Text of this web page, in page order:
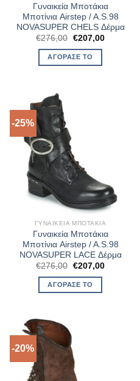
Γυναικεία Μποτάκια
Μποτίνια Airstep / A.S.98
NOVASUPER CHELS Δέρμα
€276,00 Original
was:
€276,00.
€207,00Η
ΑΓΌΡΑΣΈ ΤΟ
-25%
ΓΥΝΑΙΚΕΊΑ ΜΠΟΤΆΚΙΑ
Γυναικεία Μποτάκια
Μποτίνια Airstep / A.S.98
NOVASUPER LACE Δέρμα
€276,00 Original
was:
€276,00.
€207,00Η
ΑΓΌΡΑΣΈ ΤΟ
-20%